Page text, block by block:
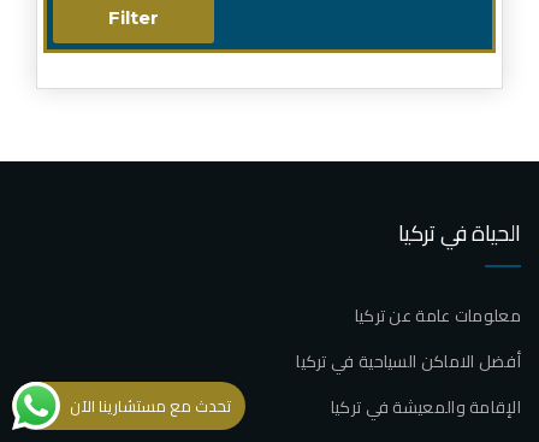
الحياة في تركيا
معلومات عامة عن تركيا
أفضل الاماكن السياحية في تركيا
الإقامة والمعيشة في تركيا
تحدث مع مستشارينا الآن